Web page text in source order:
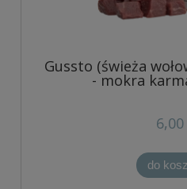
Gussto (świeża
- mokra
6,00
do